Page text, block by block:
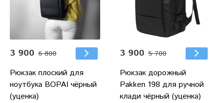
3 900 6 800
Рюкзак плоский для
ноутбука BOPAI чёрный
(уценка)
3 900 5 700
Рюкзак дорожный
Pakken 198 для ручной
клади чёрный (уценка)